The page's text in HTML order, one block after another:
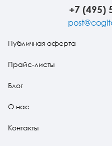
+7 (495)
Публичная оферта
Прайс-листы
Блог
О нас
Контакты